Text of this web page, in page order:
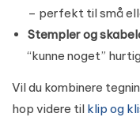
– perfekt til små
Stempler og
“kunne noget”
Vil du kombinere
hop videre til klip og